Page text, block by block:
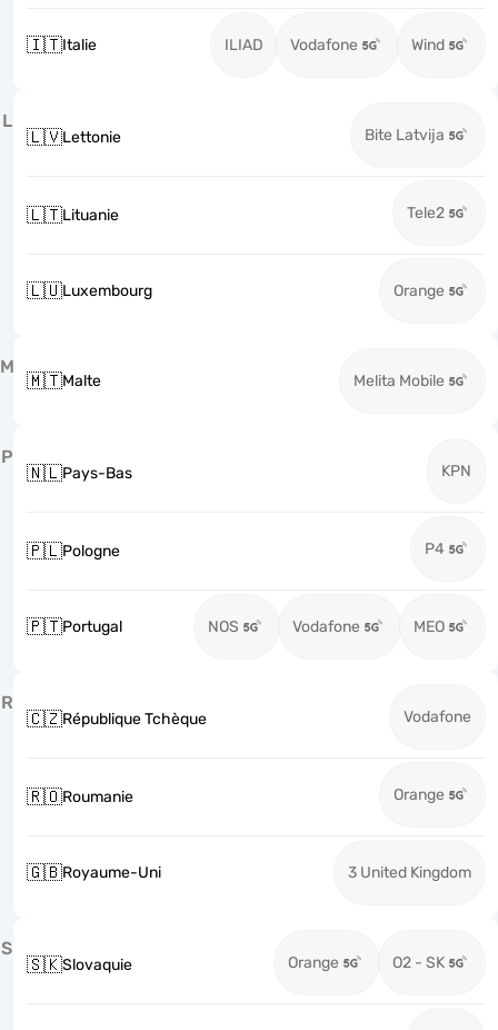
🇮🇹Italie ILIAD Vodafone Wind
L
🇱🇻Lettonie Bite Latvija
🇱🇹Lituanie Tele2
🇱🇺Luxembourg Orange
M
🇲🇹Malte Melita Mobile
P
🇳🇱Pays-Bas KPN
🇵🇱Pologne P4
🇵🇹Portugal NOS Vodafone MEO
R
🇨🇿République Tchèque Vodafone
🇷🇴Roumanie Orange
🇬🇧Royaume-Uni 3 United Kingdom
S
🇸🇰Slovaquie Orange O2 - SK